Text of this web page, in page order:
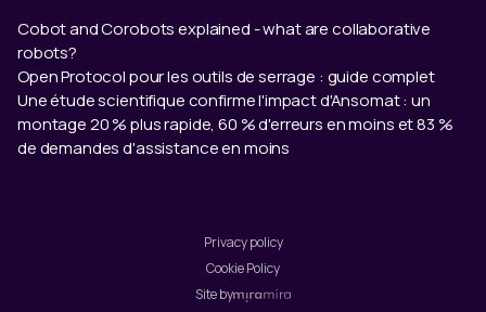
Cobot and Corobots explained - what are collaborative
robots?
Open Protocol pour les outils de serrage : guide complet
Une étude scientifique confirme l'impact d'Ansomat : un
montage 20 % plus rapide, 60 % d'erreurs en moins et 83 %
de demandes d'assistance en moins
Privacy policy
Cookie Policy
Site by